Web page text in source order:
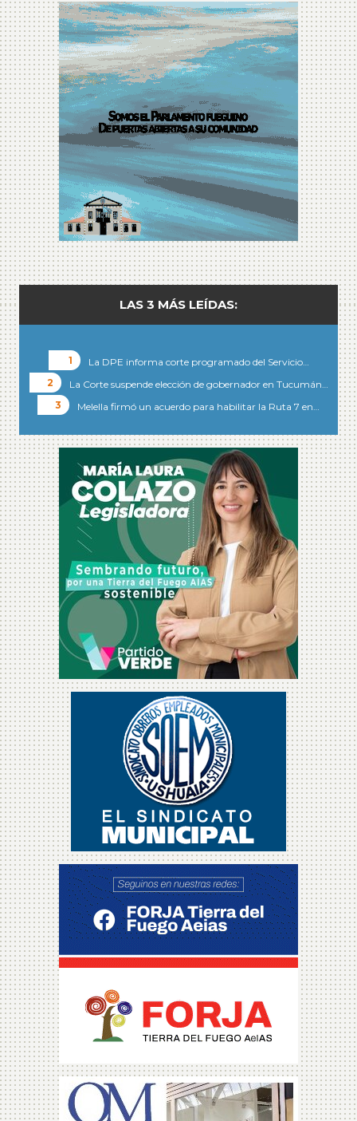
LAS 3 MÁS LEÍDAS:
La DPE informa corte programado del Servicio…
La Corte suspende elección de gobernador en Tucumán…
Melella firmó un acuerdo para habilitar la Ruta 7 en…